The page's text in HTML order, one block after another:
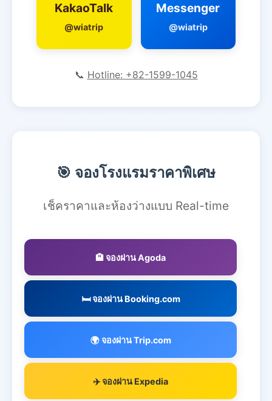
KakaoTalk
@wiatrip
Messenger
@wiatrip
📞 Hotline: +82-1599-1045
🎯 จองโรงแรมราคาพิเศษ
เช็คราคาและห้องว่างแบบ Real-time
🏨 จองผ่าน Agoda
🛏️ จองผ่าน Booking.com
🌍 จองผ่าน Trip.com
✈️ จองผ่าน Expedia